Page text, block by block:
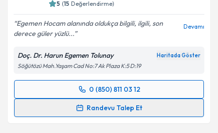
5 (15 Değerlendirme)
Egemen Hocam alanında oldukça bilgili, ilgili, son
derece güler yüzlü...
Devamı
Doç. Dr. Harun Egemen Tolunay Haritada Göster
Söğütözü Mah.Yaşam Cad No:7 Ak Plaza K:5 D:19
0 (850) 811 03 12
Randevu Talep Et
Randevu Takvimi Talebi